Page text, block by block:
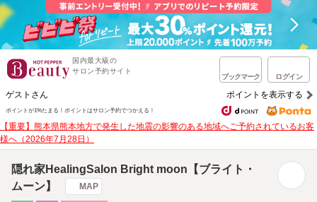
国内最大級の
サロン予約サイト
ブックマーク ログイン
ゲストさん ポイントを表示する
ポイントが1%たまる！ ポイントはサロン予約でつかえる！
【重要】熊本県熊本地方で発生した地震の影響のある地域へご予約されているお客
様へ（2026年7月28日）
隠れ家HealingSalon Bright moon【ブライト・
ムーン】
MAP